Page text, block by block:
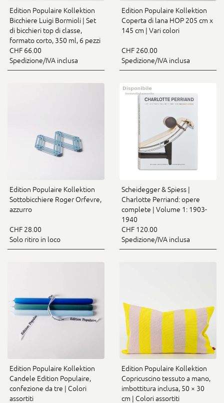
Edition Populaire Kollektion
Bicchiere Luigi Bormioli | Set
di bicchieri top di classe,
formato corto, 350 ml, 6 pezzi
CHF 66.00
Spedizione/IVA inclusa
Edition Populaire Kollektion
Coperta di lana HOP 205 cm x
145 cm | Vari colori
CHF 260.00
Spedizione/IVA inclusa
Edition Populaire Kollektion
Sottobicchiere Roger Orfevre,
azzurro
CHF 28.00
Solo ritiro in loco
Scheidegger & Spiess |
Charlotte Perriand: opere
complete | Volume 1: 1903-
1940
CHF 120.00
Spedizione/IVA inclusa
Edition Populaire Kollektion
Candele Edition Populaire,
confezione da tre | Colori
assortiti
Edition Populaire Kollektion
Copricuscino tessuto a mano,
imbottitura inclusa, 50 × 30
cm | Colori assortiti